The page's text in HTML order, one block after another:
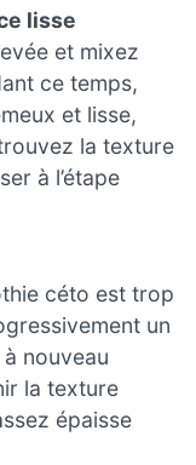
lisse
et mixez
ce temps,
et lisse,
la texture
à l’étape
céto est trop
un
nouveau
la texture
épaisse